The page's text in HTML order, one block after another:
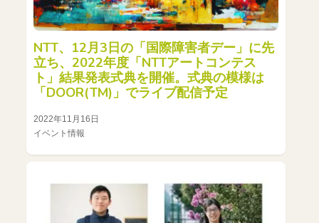
NTT、12月3日の「国際障害者デー」に先
立ち、2022年度「NTTアートコンテス
ト」結果発表式典を開催。式典の模様は
「DOOR(TM)」でライブ配信予定
2022年11月16日
イベント情報